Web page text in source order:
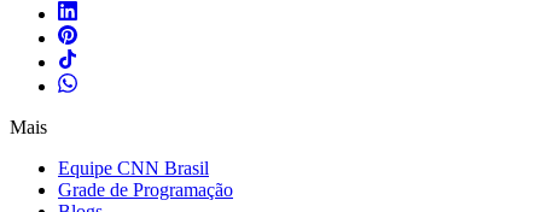
Mais
Equipe CNN Brasil
Grade de Programação